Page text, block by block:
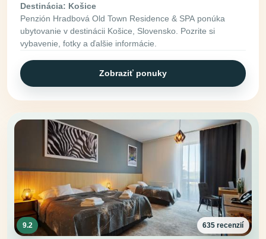
Destinácia: Košice
Penzión Hradbová Old Town Residence & SPA ponúka
ubytovanie v destinácii Košice, Slovensko. Pozrite si
vybavenie, fotky a ďalšie informácie.
Zobraziť ponuky
9.2 635 recenzií